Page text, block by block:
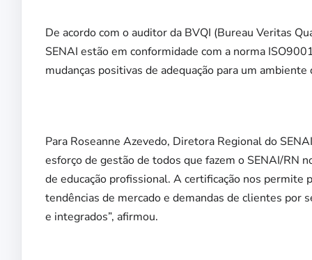
De acordo com o auditor da BVQI (Bureau Veritas
SENAI estão em conformidade com a norma
mudanças positivas de adequação para um
Para Roseanne Azevedo, Diretora Regional do
esforço de gestão de todos que fazem o SENAI/RN
de educação profissional. A certificação nos permite
tendências de mercado e demandas de clientes por
e integrados”, afirmou.